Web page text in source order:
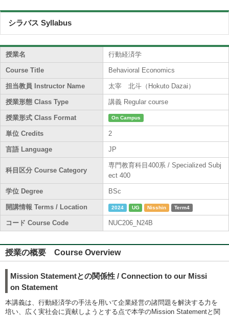
シラバス Syllabus
授業名 行動経済学
Course Title Behavioral Economics
担当教員 Instructor Name 太宰 北斗（Hokuto Dazai）
授業形態 Class Type 講義 Regular course
授業形式 Class Format On Campus
単位 Credits 2
言語 Language JP
科目区分 Course Category
専門教育科目400系 / Specialized Subj
ect 400
学位 Degree BSc
開講情報 Terms / Location 2024 UG Nisshin Term4
コード Course Code NUC206_N24B
授業の概要 Course Overview
Mission Statementとの関係性 / Connection to our Missi
on Statement
本講義は、行動経済学の手法を用いて企業経営の諸問題を解決する力を
培い、広く実社会に貢献しようとする点で本学のMission Statementと関